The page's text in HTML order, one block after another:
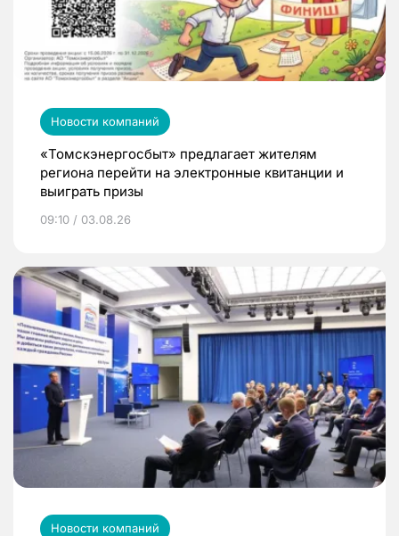
Новости компаний
«Томскэнергосбыт» предлагает жителям
региона перейти на электронные квитанции и
выиграть призы
09:10 / 03.08.26
Новости компаний